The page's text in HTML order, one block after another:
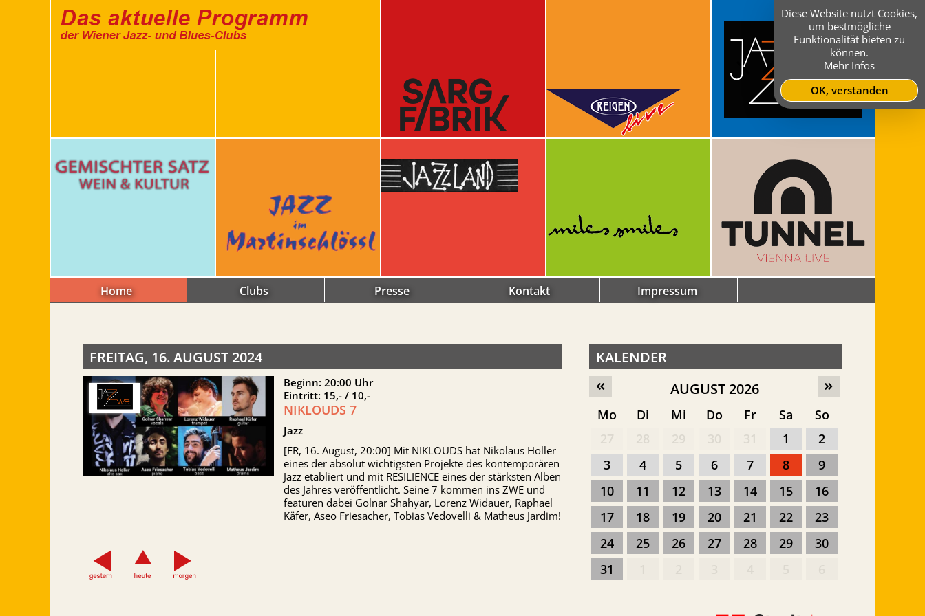
Home Clubs Presse Kontakt Impressum
FREITAG, 16. AUGUST 2024
Beginn: 20:00 Uhr
Eintritt: 15,- / 10,-
NIKLOUDS 7
Jazz
[FR, 16. August, 20:00] Mit NIKLOUDS hat Nikolaus Holler
eines der absolut wichtigsten Projekte des kontemporären
Jazz etabliert und mit RESILIENCE eines der stärksten Alben
des Jahres veröffentlicht. Seine 7 kommen ins ZWE und
featuren dabei Golnar Shahyar, Lorenz Widauer, Raphael
Käfer, Aseo Friesacher, Tobias Vedovelli & Matheus Jardim!
KALENDER
»
« AUGUST 2026
Mo Di Mi Do Fr Sa
So
1
2
3
4 5 6 7 8
9
10
11 12 13 14 15
16
17
18 19 20 21 22
23
24
25 26 27 28 29
30
31
Diese Website nutzt Cookies,
um bestmögliche
Funktionalität bieten zu
können.
Mehr Infos
OK, verstanden